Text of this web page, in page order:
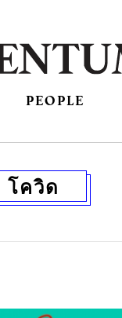
PEOPLE
โควิด